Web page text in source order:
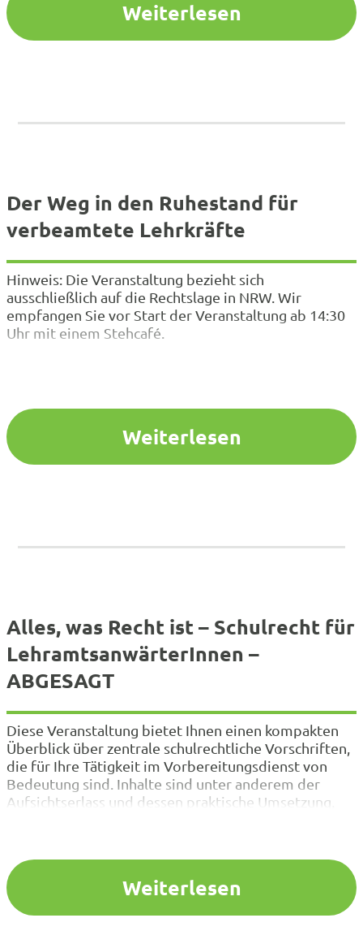
Weiterlesen
Der Weg in den Ruhestand für
verbeamtete Lehrkräfte
Hinweis: Die Veranstaltung bezieht sich
ausschließlich auf die Rechtslage in NRW. Wir
empfangen Sie vor Start der Veranstaltung ab 14:30
Uhr mit einem Stehcafé.
Weiterlesen
Alles, was Recht ist – Schulrecht für
LehramtsanwärterInnen –
ABGESAGT
Diese Veranstaltung bietet Ihnen einen kompakten
Überblick über zentrale schulrechtliche Vorschriften,
die für Ihre Tätigkeit im Vorbereitungsdienst von
Bedeutung sind. Inhalte sind unter anderem der
Aufsichtserlass und dessen praktische Umsetzung,
in seinen für den Schuldienst relevanten…
Weiterlesen